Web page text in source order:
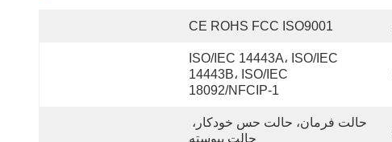
CE ROHS FCC ISO9001
ISO/IEC 14443A، ISO/IEC
14443B، ISO/IEC
18092/NFCIP-1
حالت پیوسته